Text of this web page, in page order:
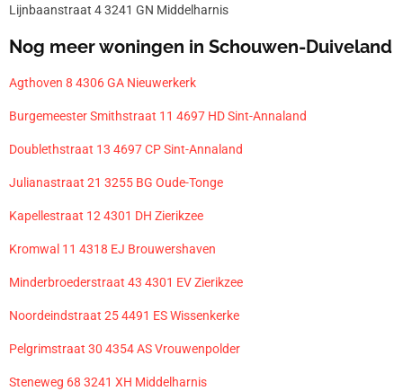
Lijnbaanstraat 4 3241 GN Middelharnis
Nog meer woningen in Schouwen-Duiveland
Agthoven 8 4306 GA Nieuwerkerk
Burgemeester Smithstraat 11 4697 HD Sint-Annaland
Doublethstraat 13 4697 CP Sint-Annaland
Julianastraat 21 3255 BG Oude-Tonge
Kapellestraat 12 4301 DH Zierikzee
Kromwal 11 4318 EJ Brouwershaven
Minderbroederstraat 43 4301 EV Zierikzee
Noordeindstraat 25 4491 ES Wissenkerke
Pelgrimstraat 30 4354 AS Vrouwenpolder
Steneweg 68 3241 XH Middelharnis